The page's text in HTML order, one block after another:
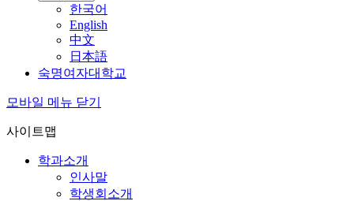
한국어
English
中文
日本語
숙명여자대학교
모바일 메뉴 닫기
사이트맵
학과소개
인사말
학생회소개